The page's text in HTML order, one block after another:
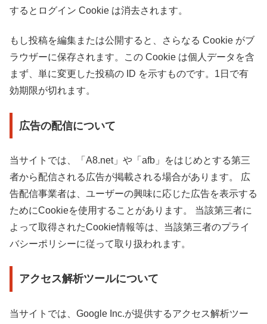
するとログイン Cookie は消去されます。
もし投稿を編集または公開すると、さらなる Cookie がブ
ラウザーに保存されます。この Cookie は個人データを含
まず、単に変更した投稿の ID を示すものです。1日で有
効期限が切れます。
広告の配信について
当サイトでは、「A8.net」や「afb」をはじめとする第三
者から配信される広告が掲載される場合があります。 広
告配信事業者は、ユーザーの興味に応じた広告を表示する
ためにCookieを使用することがあります。 当該第三者に
よって取得されたCookie情報等は、当該第三者のプライ
バシーポリシーに従って取り扱われます。
アクセス解析ツールについて
当サイトでは、Google Inc.が提供するアクセス解析ツー